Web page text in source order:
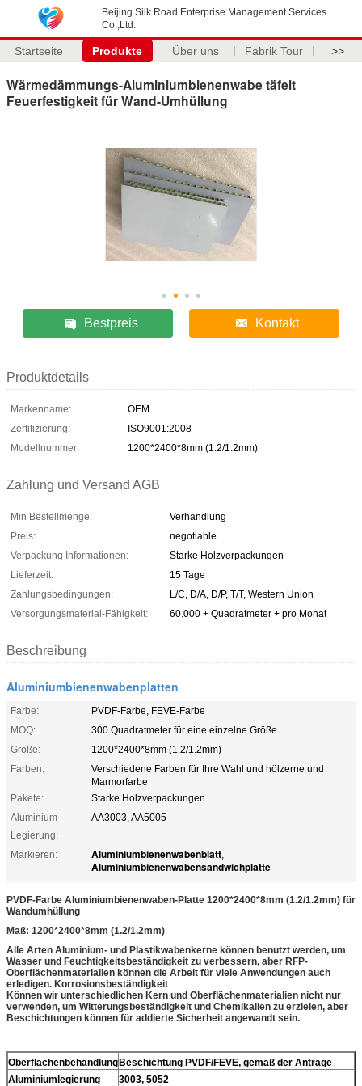
Beijing Silk Road Enterprise Management Services
Co.,Ltd.
Startseite Produkte Über uns Fabrik Tour >>
Wärmedämmungs-Aluminiumbienenwabe täfelt
Feuerfestigkeit für Wand-Umhüllung
Bestpreis Kontakt
Produktdetails
Markenname:
OEM
Zertifizierung:
ISO9001:2008
Modellnummer:
1200*2400*8mm (1.2/1.2mm)
Zahlung und Versand AGB
Min Bestellmenge:
Verhandlung
Preis:
negotiable
Verpackung Informationen:
Starke Holzverpackungen
Lieferzeit:
15 Tage
Zahlungsbedingungen:
L/C, D/A, D/P, T/T, Western Union
Versorgungsmaterial-Fähigkeit:
60.000 + Quadratmeter + pro Monat
Beschreibung
Aluminiumbienenwabenplatten
Farbe:
PVDF-Farbe, FEVE-Farbe
MOQ:
300 Quadratmeter für eine einzelne Größe
Größe:
1200*2400*8mm (1.2/1.2mm)
Farben:
Verschiedene Farben für Ihre Wahl und hölzerne und
Marmorfarbe
Pakete:
Starke Holzverpackungen
Aluminium-
Legierung:
AA3003, AA5005
Markieren: Aluminiumbienenwabenblatt,
Aluminiumbienenwabensandwichplatte
PVDF-Farbe Aluminiumbienenwaben-Platte 1200*2400*8mm (1.2/1.2mm) für
Wandumhüllung
Maß: 1200*2400*8mm (1.2/1.2mm)
Alle Arten Aluminium- und Plastikwabenkerne können benutzt werden, um
Wasser und Feuchtigkeitsbeständigkeit zu verbessern, aber RFP-
Oberflächenmaterialien können die Arbeit für viele Anwendungen auch
erledigen. Korrosionsbeständigkeit
Können wir unterschiedlichen Kern und Oberflächenmaterialien nicht nur
verwenden, um Witterungsbeständigkeit und Chemikalien zu erzielen, aber
Beschichtungen können für addierte Sicherheit angewandt sein.
OberflächenbehandlungBeschichtung PVDF/FEVE, gemäß der Anträge
Aluminiumlegierung
3003, 5052